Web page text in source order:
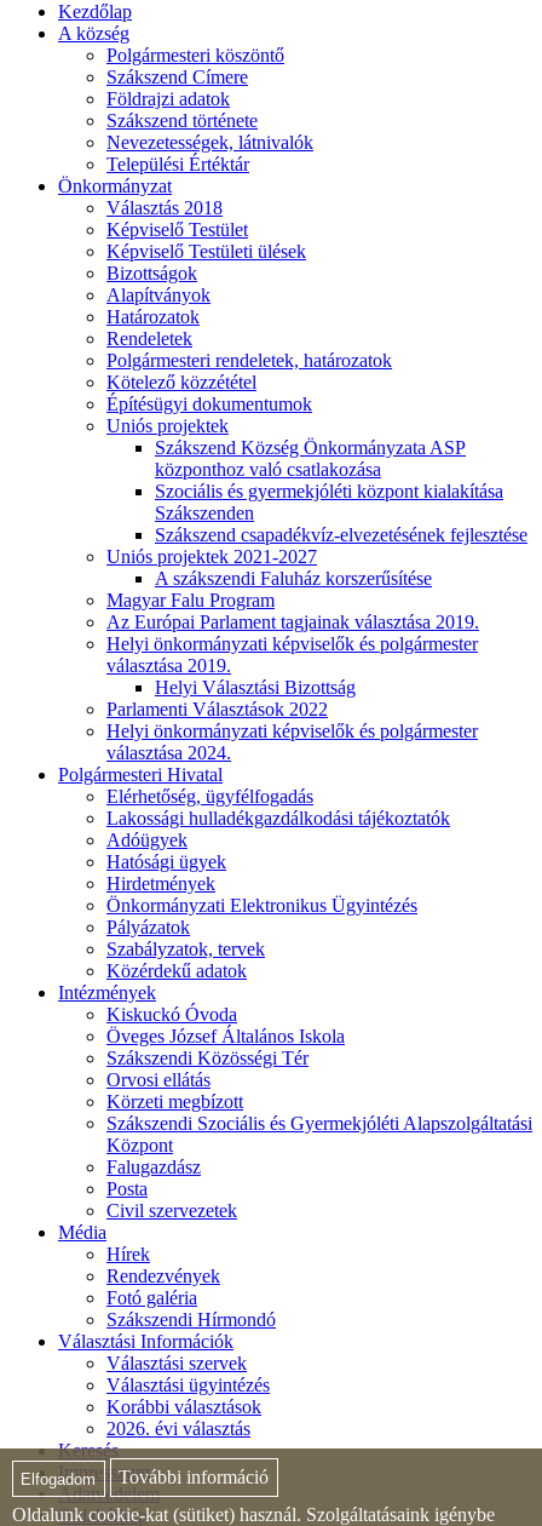
Elfogadom
További információ
Oldalunk cookie-kat (sütiket) használ. Szolgáltatásaink igénybe
Kezdőlap
A község
Polgármesteri köszöntő
Szákszend Címere
Földrajzi adatok
Szákszend története
Nevezetességek, látnivalók
Települési Értéktár
Önkormányzat
Választás 2018
Képviselő Testület
Képviselő Testületi ülések
Bizottságok
Alapítványok
Határozatok
Rendeletek
Polgármesteri rendeletek, határozatok
Kötelező közzététel
Építésügyi dokumentumok
Uniós projektek
Szákszend Község Önkormányzata ASP
központhoz való csatlakozása
Szociális és gyermekjóléti központ kialakítása
Szákszenden
Szákszend csapadékvíz-elvezetésének fejlesztése
Uniós projektek 2021-2027
A szákszendi Faluház korszerűsítése
Magyar Falu Program
Az Európai Parlament tagjainak választása 2019.
Helyi önkormányzati képviselők és polgármester
választása 2019.
Helyi Választási Bizottság
Parlamenti Választások 2022
Helyi önkormányzati képviselők és polgármester
választása 2024.
Polgármesteri Hivatal
Elérhetőség, ügyfélfogadás
Lakossági hulladékgazdálkodási tájékoztatók
Adóügyek
Hatósági ügyek
Hirdetmények
Önkormányzati Elektronikus Ügyintézés
Pályázatok
Szabályzatok, tervek
Közérdekű adatok
Intézmények
Kiskuckó Óvoda
Öveges József Általános Iskola
Szákszendi Közösségi Tér
Orvosi ellátás
Körzeti megbízott
Szákszendi Szociális és Gyermekjóléti Alapszolgáltatási
Központ
Falugazdász
Posta
Civil szervezetek
Média
Hírek
Rendezvények
Fotó galéria
Szákszendi Hírmondó
Választási Információk
Választási szervek
Választási ügyintézés
Korábbi választások
2026. évi választás
Keresés
Impresszum
Adatvédelem
Oldaltérkép